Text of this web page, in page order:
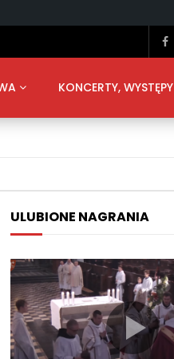
KONCERTY, WYSTĘPY
ULUBIONE NAGRANIA